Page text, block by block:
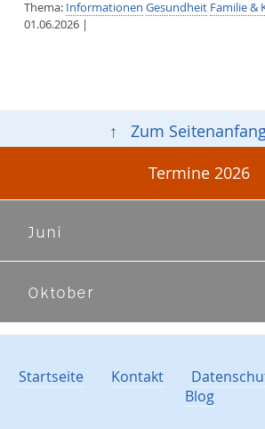
Thema: Informationen Gesundheit Familie &
01.06.2026 |
↑ Zum
Termine 2026
Juni
Oktober
Startseite Kontakt
Blog